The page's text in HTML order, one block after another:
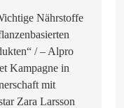
Nährstoffe
/ – Alpro
Kampagne in
mit
Zara Larsson